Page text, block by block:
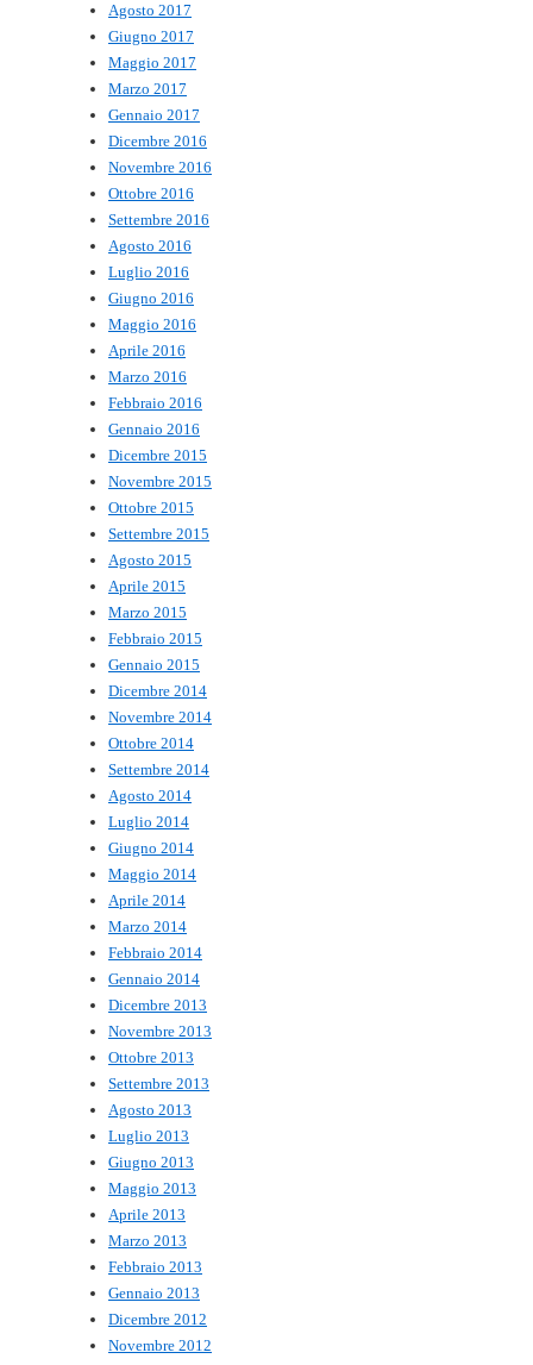
Agosto 2017
Giugno 2017
Maggio 2017
Marzo 2017
Gennaio 2017
Dicembre 2016
Novembre 2016
Ottobre 2016
Settembre 2016
Agosto 2016
Luglio 2016
Giugno 2016
Maggio 2016
Aprile 2016
Marzo 2016
Febbraio 2016
Gennaio 2016
Dicembre 2015
Novembre 2015
Ottobre 2015
Settembre 2015
Agosto 2015
Aprile 2015
Marzo 2015
Febbraio 2015
Gennaio 2015
Dicembre 2014
Novembre 2014
Ottobre 2014
Settembre 2014
Agosto 2014
Luglio 2014
Giugno 2014
Maggio 2014
Aprile 2014
Marzo 2014
Febbraio 2014
Gennaio 2014
Dicembre 2013
Novembre 2013
Ottobre 2013
Settembre 2013
Agosto 2013
Luglio 2013
Giugno 2013
Maggio 2013
Aprile 2013
Marzo 2013
Febbraio 2013
Gennaio 2013
Dicembre 2012
Novembre 2012